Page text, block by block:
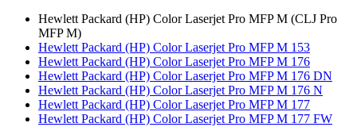
Hewlett Packard (HP) Color Laserjet Pro MFP M (CLJ Pro
MFP M)
Hewlett Packard (HP) Color Laserjet Pro MFP M 153
Hewlett Packard (HP) Color Laserjet Pro MFP M 176
Hewlett Packard (HP) Color Laserjet Pro MFP M 176 DN
Hewlett Packard (HP) Color Laserjet Pro MFP M 176 N
Hewlett Packard (HP) Color Laserjet Pro MFP M 177
Hewlett Packard (HP) Color Laserjet Pro MFP M 177 FW